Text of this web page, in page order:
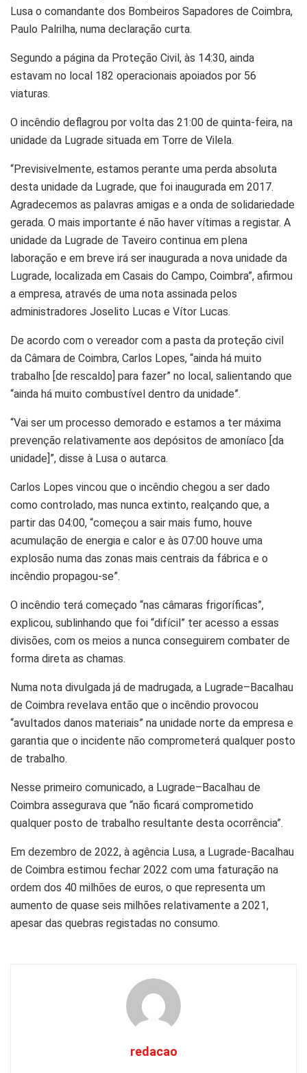
Lusa o comandante dos Bombeiros Sapadores de Coimbra,
Paulo Palrilha, numa declaração curta.
Segundo a página da Proteção Civil, às 14:30, ainda
estavam no local 182 operacionais apoiados por 56
viaturas.
O incêndio deflagrou por volta das 21:00 de quinta-feira, na
unidade da Lugrade situada em Torre de Vilela.
“Previsivelmente, estamos perante uma perda absoluta
desta unidade da Lugrade, que foi inaugurada em 2017.
Agradecemos as palavras amigas e a onda de solidariedade
gerada. O mais importante é não haver vítimas a registar. A
unidade da Lugrade de Taveiro continua em plena
laboração e em breve irá ser inaugurada a nova unidade da
Lugrade, localizada em Casais do Campo, Coimbra”, afirmou
a empresa, através de uma nota assinada pelos
administradores Joselito Lucas e Vítor Lucas.
De acordo com o vereador com a pasta da proteção civil
da Câmara de Coimbra, Carlos Lopes, “ainda há muito
trabalho [de rescaldo] para fazer” no local, salientando que
“ainda há muito combustível dentro da unidade”.
“Vai ser um processo demorado e estamos a ter máxima
prevenção relativamente aos depósitos de amoníaco [da
unidade]”, disse à Lusa o autarca.
Carlos Lopes vincou que o incêndio chegou a ser dado
como controlado, mas nunca extinto, realçando que, a
partir das 04:00, “começou a sair mais fumo, houve
acumulação de energia e calor e às 07:00 houve uma
explosão numa das zonas mais centrais da fábrica e o
incêndio propagou-se”.
O incêndio terá começado “nas câmaras frigoríficas”,
explicou, sublinhando que foi “difícil” ter acesso a essas
divisões, com os meios a nunca conseguirem combater de
forma direta as chamas.
Numa nota divulgada já de madrugada, a Lugrade–Bacalhau
de Coimbra revelava então que o incêndio provocou
“avultados danos materiais” na unidade norte da empresa e
garantia que o incidente não comprometerá qualquer posto
de trabalho.
Nesse primeiro comunicado, a Lugrade–Bacalhau de
Coimbra assegurava que “não ficará comprometido
qualquer posto de trabalho resultante desta ocorrência”.
Em dezembro de 2022, à agência Lusa, a Lugrade-Bacalhau
de Coimbra estimou fechar 2022 com uma faturação na
ordem dos 40 milhões de euros, o que representa um
aumento de quase seis milhões relativamente a 2021,
apesar das quebras registadas no consumo.
redacao